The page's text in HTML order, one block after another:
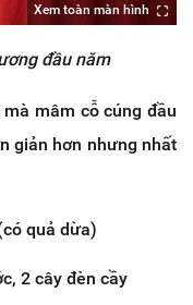
Xem toàn màn hình
đầu năm
mâm cỗ cúng đầu
giản hơn nhưng nhất
quả dừa)
2 cây đèn cầy